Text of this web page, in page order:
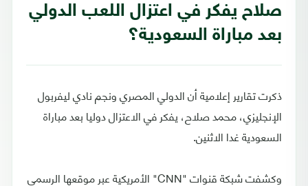
صلاح يفكر في اعتزال اللعب الدولي
بعد مباراة السعودية؟
ذكرت تقارير إعلامية أن الدولي المصري ونجم نادي ليفربول
الإنجليزي، محمد صلاح، يفكر في الاعتزال دوليا بعد مباراة
السعودية غدا الاثنين.
وكشفت شبكة قنوات "CNN" الأمريكية عبر موقعها الرسمي